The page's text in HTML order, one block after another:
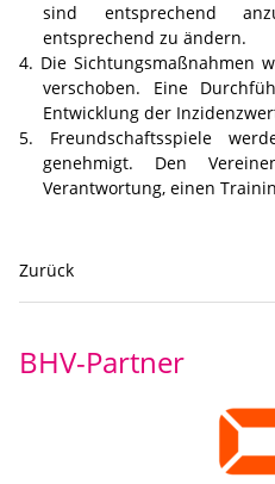
sind entsprechend
entsprechend zu ändern.
Die Sichtungsmaßnahmen
verschoben. Eine
Entwicklung der
Freundschaftsspiele
genehmigt. Den
Verantwortung, einen
Zurück
BHV-Partner